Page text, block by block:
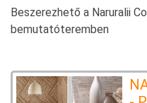
Beszerezhető a Naruralii
bemutatóteremben